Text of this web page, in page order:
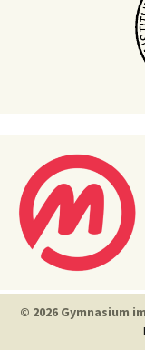
© 2026 Gymnasium